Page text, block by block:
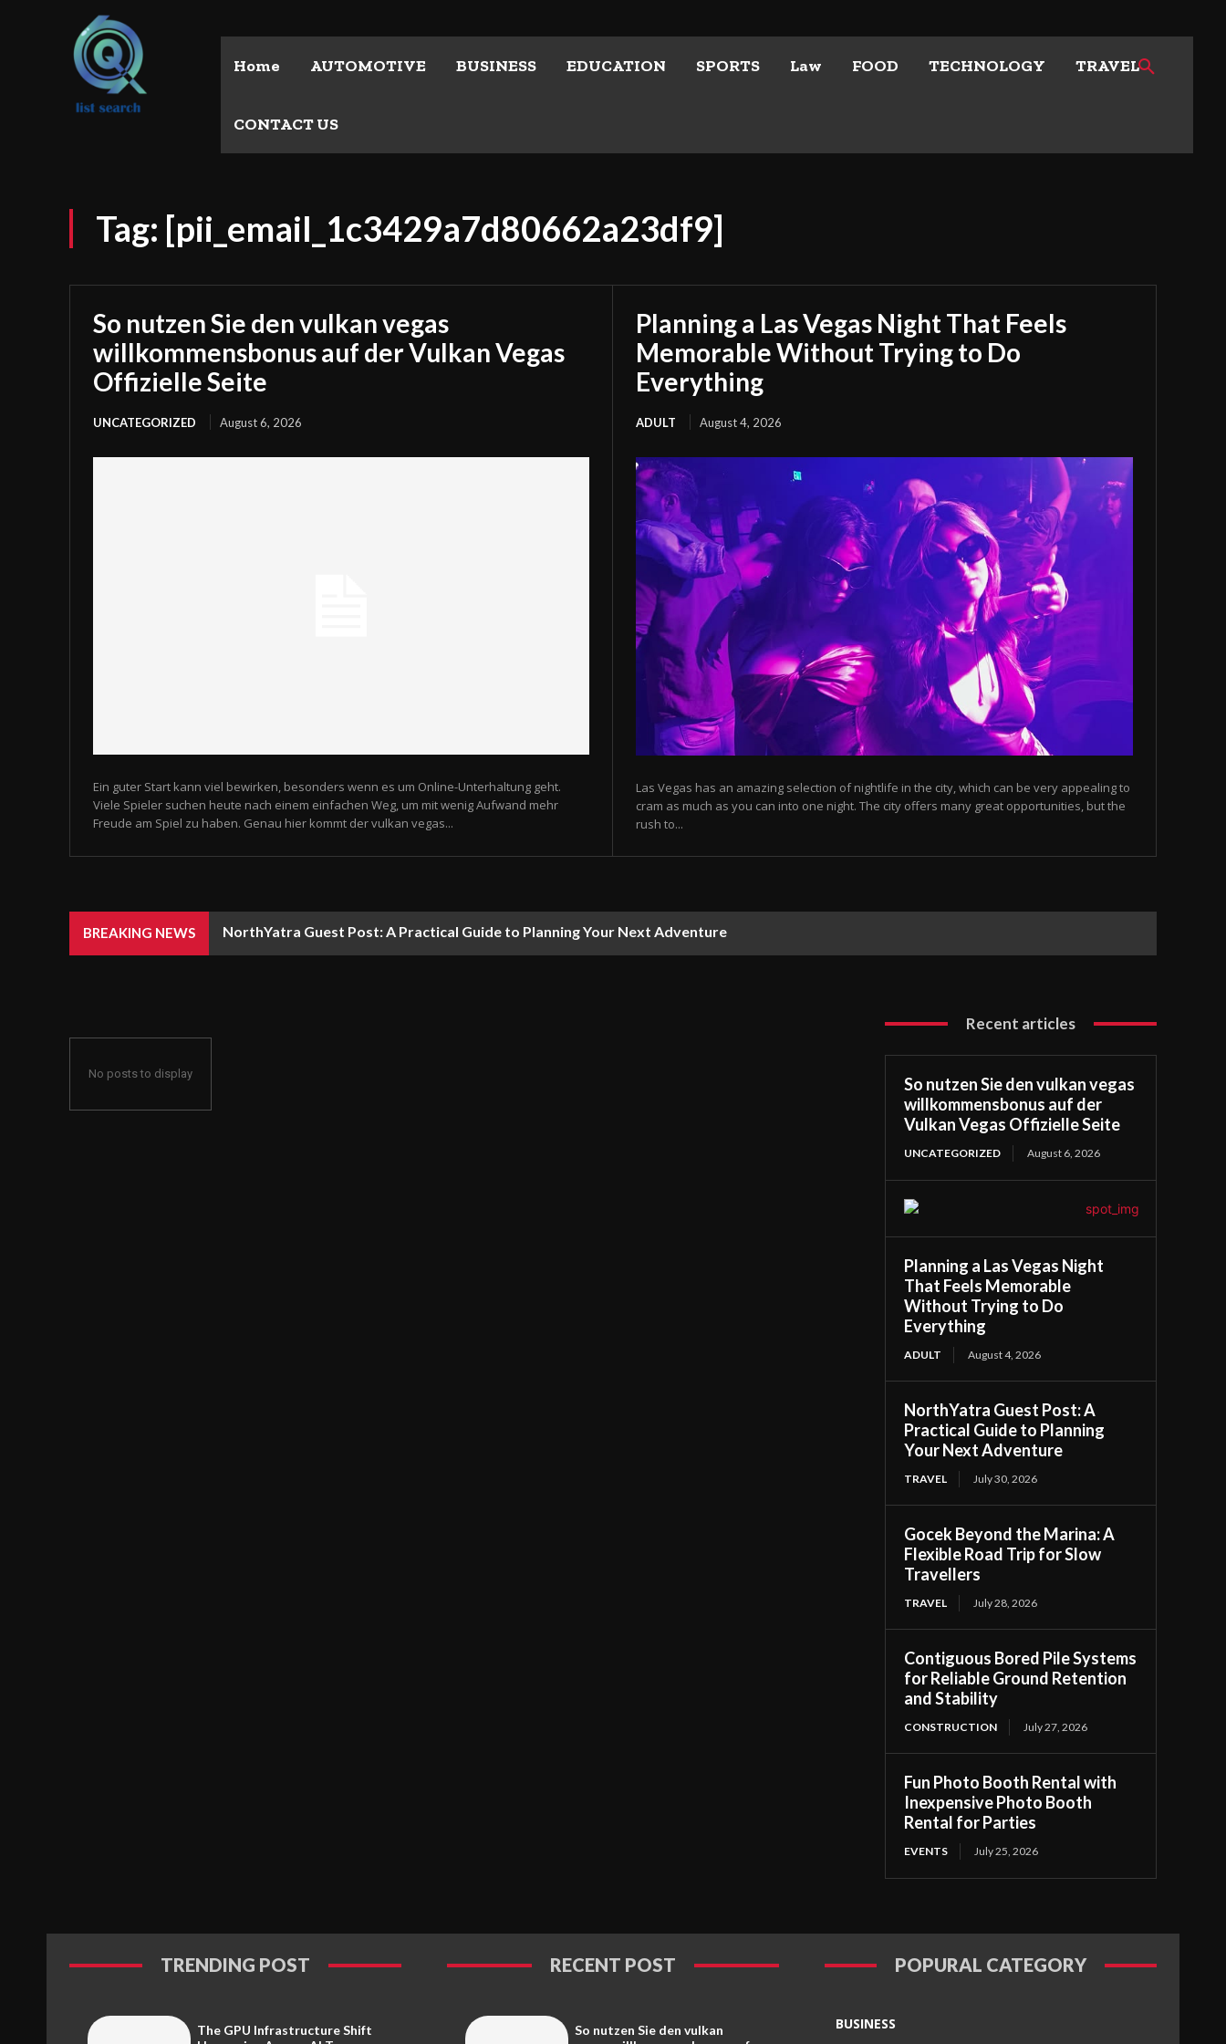
Home AUTOMOTIVE BUSINESS EDUCATION SPORTS Law FOOD TECHNOLOGY TRAVEL
CONTACT US
Tag: [pii_email_1c3429a7d80662a23df9]
So nutzen Sie den vulkan vegas
willkommensbonus auf der Vulkan Vegas
Offizielle Seite
UNCATEGORIZED August 6, 2026
Ein guter Start kann viel bewirken, besonders wenn es um Online-Unterhaltung geht.
Viele Spieler suchen heute nach einem einfachen Weg, um mit wenig Aufwand mehr
Freude am Spiel zu haben. Genau hier kommt der vulkan vegas...
Planning a Las Vegas Night That Feels
Memorable Without Trying to Do
Everything
ADULT August 4, 2026
Las Vegas has an amazing selection of nightlife in the city, which can be very appealing to
cram as much as you can into one night. The city offers many great opportunities, but the
rush to...
BREAKING NEWS NorthYatra Guest Post: A Practical Guide to Planning Your Next Adventure
No posts to display
Recent articles
So nutzen Sie den vulkan vegas
willkommensbonus auf der
Vulkan Vegas Offizielle Seite
UNCATEGORIZED August 6, 2026
Planning a Las Vegas Night
That Feels Memorable
Without Trying to Do
Everything
ADULT August 4, 2026
NorthYatra Guest Post: A
Practical Guide to Planning
Your Next Adventure
TRAVEL July 30, 2026
Gocek Beyond the Marina: A
Flexible Road Trip for Slow
Travellers
TRAVEL July 28, 2026
Contiguous Bored Pile Systems
for Reliable Ground Retention
and Stability
CONSTRUCTION July 27, 2026
Fun Photo Booth Rental with
Inexpensive Photo Booth
Rental for Parties
EVENTS July 25, 2026
TRENDING POST
The GPU Infrastructure Shift
RECENT POST
So nutzen Sie den vulkan
POPURAL CATEGORY
BUSINESS